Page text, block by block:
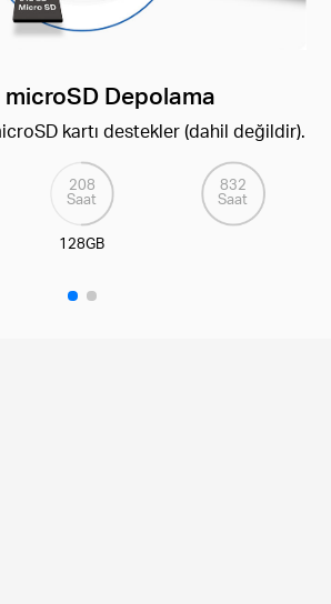
microSD Depolama
kartı destekler (dahil değildir).
208
Saat
128GB
832
Saat